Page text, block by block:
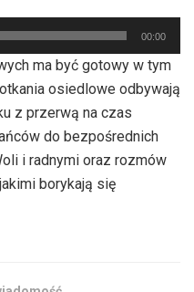
00:00
ma być gotowy w tym
osiedlowe odbywają
z przerwą na czas
do bezpośrednich
i radnymi oraz rozmów
borykają się